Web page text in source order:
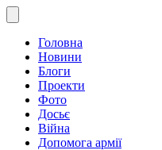
Головна
Новини
Блоги
Проекти
Фото
Досьє
Війна
Допомога армії